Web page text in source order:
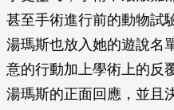
甚至手術進行前的動物試
湯瑪斯也放入她的遊說名
意的行動加上學術上的反
湯瑪斯的正面回應，並且